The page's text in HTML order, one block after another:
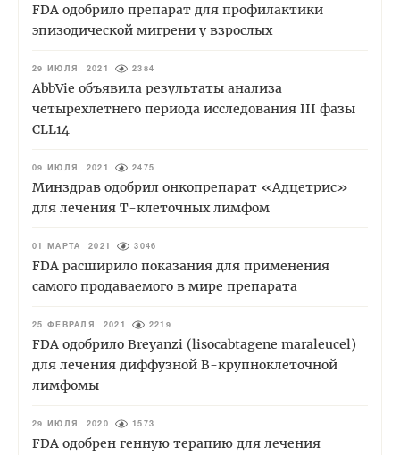
FDA одобрило препарат для профилактики
эпизодической мигрени у взрослых
29 ИЮЛЯ 2021 2384
AbbVie объявила результаты анализа
четырехлетнего периода исследования III фазы
CLL14
09 ИЮЛЯ 2021 2475
Минздрав одобрил онкопрепарат «Адцетрис»
для лечения Т-клеточных лимфом
01 МАРТА 2021 3046
FDA расширило показания для применения
самого продаваемого в мире препарата
25 ФЕВРАЛЯ 2021 2219
FDA одобрило Breyanzi (lisocabtagene maraleucel)
для лечения диффузной B-крупноклеточной
лимфомы
29 ИЮЛЯ 2020 1573
FDA одобрен генную терапию для лечения